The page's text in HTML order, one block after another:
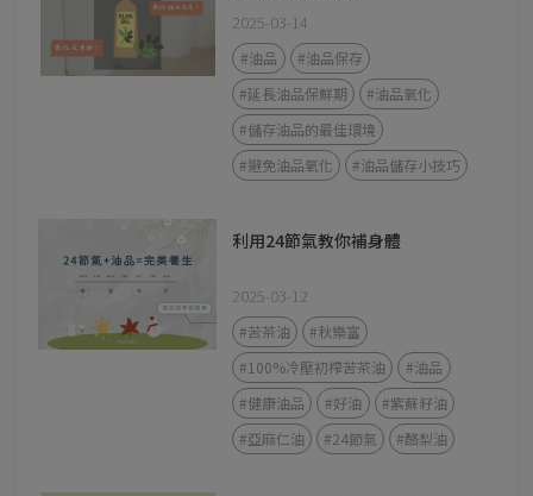
2025-03-14
#油品
#油品保存
#延長油品保鮮期
#油品氧化
#儲存油品的最佳環境
#避免油品氧化
#油品儲存小技巧
利用24節氣教你補身體
2025-03-12
#苦茶油
#秋樂富
#100%冷壓初榨苦茶油
#油品
#健康油品
#好油
#紫蘇籽油
#亞麻仁油
#24節氣 #酪梨油